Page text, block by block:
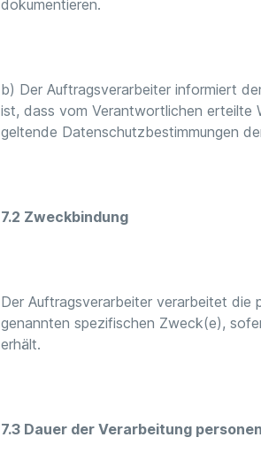
dokumentieren.
b) Der Auftragsverarbeiter informiert
ist, dass vom Verantwortlichen erteilte
geltende Datenschutzbestimmungen
7.2 Zweckbindung
Der Auftragsverarbeiter verarbeitet die
genannten spezifischen Zweck(e),
erhält.
7.3 Dauer der Verarbeitung